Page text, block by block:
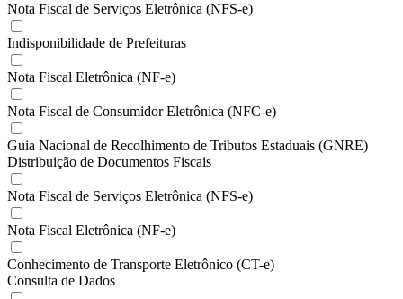
Nota Fiscal de Serviços Eletrônica (NFS-e)
Indisponibilidade de Prefeituras
Nota Fiscal Eletrônica (NF-e)
Nota Fiscal de Consumidor Eletrônica (NFC-e)
Guia Nacional de Recolhimento de Tributos Estaduais (GNRE)
Distribuição de Documentos Fiscais
Nota Fiscal de Serviços Eletrônica (NFS-e)
Nota Fiscal Eletrônica (NF-e)
Conhecimento de Transporte Eletrônico (CT-e)
Consulta de Dados